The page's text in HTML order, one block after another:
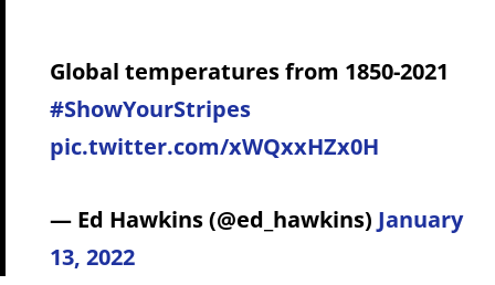
Global temperatures from 1850-2021
#ShowYourStripes
pic.twitter.com/xWQxxHZx0H
— Ed Hawkins (@ed_hawkins) January
13, 2022